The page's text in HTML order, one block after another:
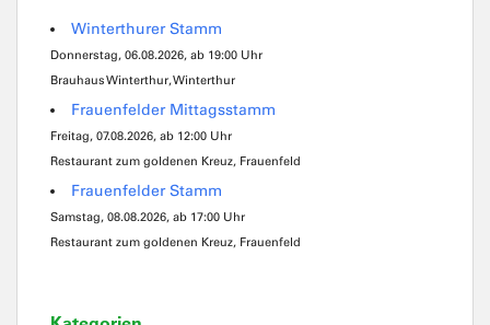
Winterthurer Stamm
Donnerstag, 06.08.2026, ab 19:00 Uhr
Brauhaus Winterthur, Winterthur
Frauenfelder Mittagsstamm
Freitag, 07.08.2026, ab 12:00 Uhr
Restaurant zum goldenen Kreuz, Frauenfeld
Frauenfelder Stamm
Samstag, 08.08.2026, ab 17:00 Uhr
Restaurant zum goldenen Kreuz, Frauenfeld